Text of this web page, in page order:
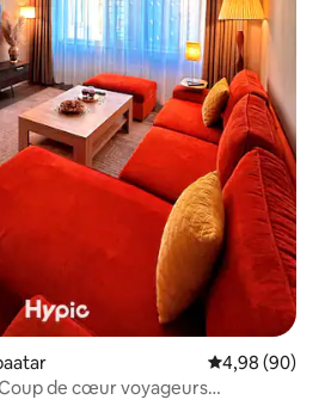
Évaluation
4,98 (90)
de cœur voyageurs